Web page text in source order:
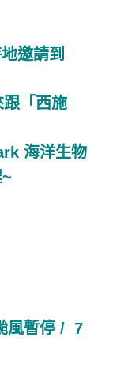
邀請到
「西施
海洋生物
風暫停 / 7